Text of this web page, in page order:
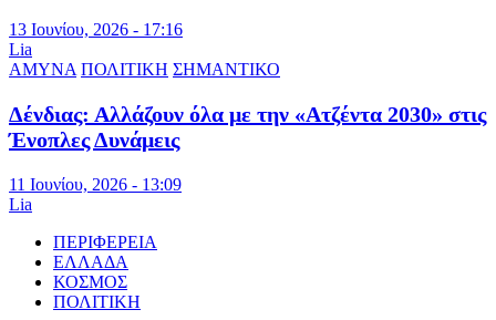
13 Ιουνίου, 2026 - 17:16
Lia
ΑΜΥΝΑ ΠΟΛΙΤΙΚΗ ΣΗΜΑΝΤΙΚΟ
Δένδιας: Αλλάζουν όλα με την «Ατζέντα 2030» στις
Ένοπλες Δυνάμεις
11 Ιουνίου, 2026 - 13:09
Lia
ΠΕΡΙΦΕΡΕΙΑ
ΕΛΛΑΔΑ
ΚΟΣΜΟΣ
ΠΟΛΙΤΙΚΗ